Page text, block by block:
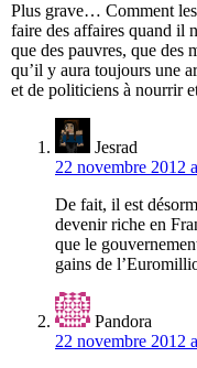
Plus grave… Comment
faire des affaires quand il
que des pauvres, que des
qu’il y aura toujours une
et de politiciens à nourrir
Jesrad
22 novembre 2012
De fait, il est
devenir riche en
que le
gains de
Pandora
22 novembre 2012